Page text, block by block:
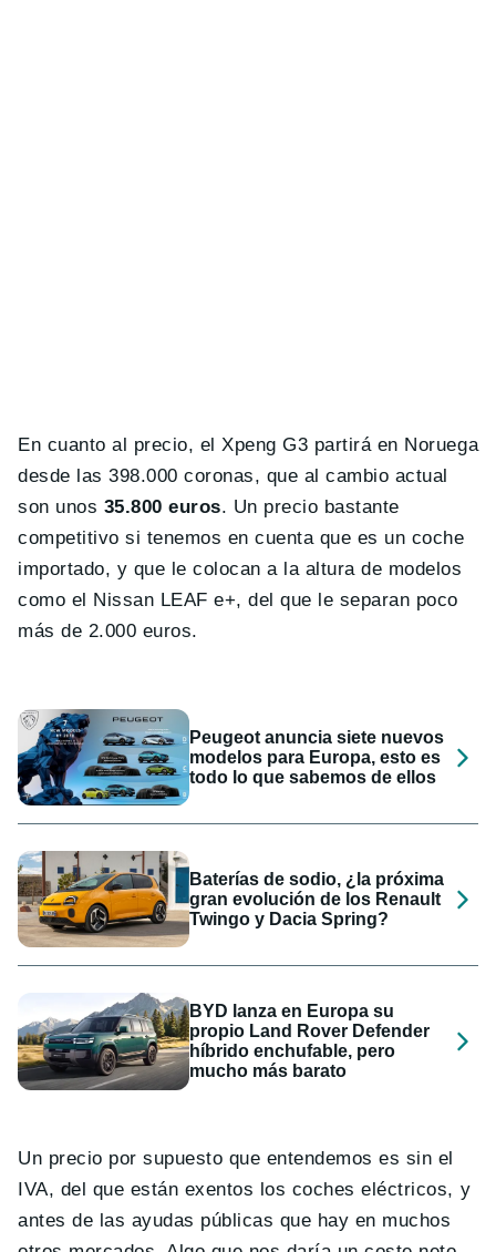
En cuanto al precio, el Xpeng G3 partirá en Noruega
desde las 398.000 coronas, que al cambio actual
son unos 35.800 euros. Un precio bastante
competitivo si tenemos en cuenta que es un coche
importado, y que le colocan a la altura de modelos
como el Nissan LEAF e+, del que le separan poco
más de 2.000 euros.
Peugeot anuncia siete nuevos
modelos para Europa, esto es
todo lo que sabemos de ellos
Baterías de sodio, ¿la próxima
gran evolución de los Renault
Twingo y Dacia Spring?
BYD lanza en Europa su
propio Land Rover Defender
híbrido enchufable, pero
mucho más barato
Un precio por supuesto que entendemos es sin el
IVA, del que están exentos los coches eléctricos, y
antes de las ayudas públicas que hay en muchos